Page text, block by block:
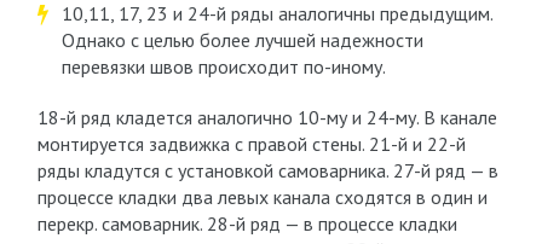
10,11, 17, 23 и 24-й ряды аналогичны предыдущим.
Однако с целью более лучшей надежности
перевязки швов происходит по-иному.
18-й ряд кладется аналогично 10-му и 24-му. В канале
монтируется задвижка с правой стены. 21-й и 22-й
ряды кладутся с установкой самоварника. 27-й ряд — в
процессе кладки два левых канала сходятся в один и
перекр. самоварник. 28-й ряд — в процессе кладки